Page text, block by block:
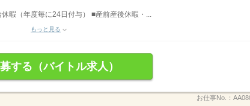
暇（年度毎に24日付与） ■産前産後休暇・...
もっと見る
する（バイトル求人）
お仕事No.：